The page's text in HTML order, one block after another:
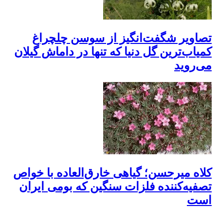
تصاویر شگفت‌انگیز از سوسن چلچراغ
کمیاب‌ترین گل دنیا که تنها در داماش گیلان
می‌روید
کلاه میرحسن؛ گیاهی خارق‌العاده با خواص
تصفیه‌کننده فلزات سنگین که بومی ایران
است